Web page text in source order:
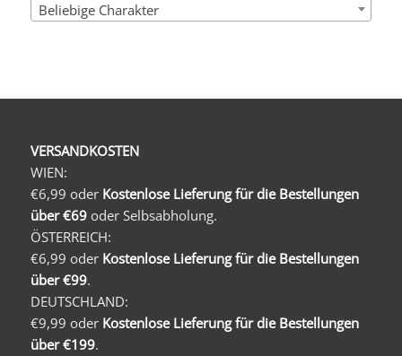
Beliebige Charakter
VERSANDKOSTEN
WIEN:
€6,99 oder Kostenlose Lieferung für die Bestellungen
über €69oder Selbsabholung.
ÖSTERREICH:
€6,99 oder Kostenlose Lieferung für die Bestellungen
über €99.
DEUTSCHLAND:
€9,99 oder Kostenlose Lieferung für die Bestellungen
über €199.